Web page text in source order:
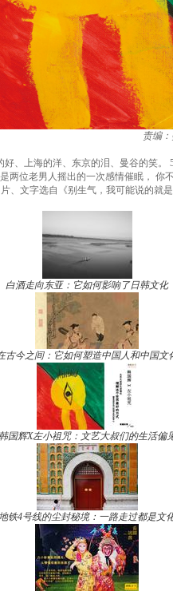
责编
、上海的洋、东京的泪、曼谷的笑
两位老男人摇出的一次感情催眠，
、文字选自《别生气，我可能说的就
白酒走向东亚：它如何影响了日韩文化
古今之间：它如何塑造中国人和中国文
国辉X左小祖咒：文艺大叔们的生活偏
铁4号线的尘封秘境：一路走过都是文